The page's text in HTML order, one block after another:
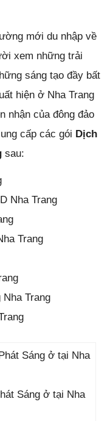
mới du nhập về
xem những trải
sáng tạo đầy bất
hiện ở Nha Trang
nhận của đông đảo
cấp các gói Dịch
sau:
Nha Trang
Trang
Trang
Sáng ở tại Nha